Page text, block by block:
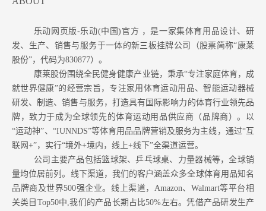
乐动网页版-乐动(中国)官方 ，是一家集体育用品设计、研
发、生产、销售与服务于一体的新三板挂牌公司（股票简称“康莱
股份”，代码为830877）。
康莱股份围绕全民健身健康产业链，秉承“专注家庭体育，成
就世界健康”的经营宗旨，专注家用体育运动用品、智能运动器械
研发、制造、销售与服务，打造具有国际影响力的体育行业领先品
牌，致力于成为全球领先的体育运动用品供应商（品牌商）。以
“运动神”、“IUNNDS”等体育用品品牌营销及服务为主线，通过“互
联网+”，实行“境外+境内，线上+线下”全渠道运营。
公司主要产品包括篮球架、乒乓球桌、力量器械等，全球销
量均位居前列。 线下渠道，我们的客户涵盖众多全球体育用品知名
品牌商及世界500强企业。 线上渠道，Amazon、Walmart等平台相
关类目Top50中,我们的产品长期占比50%左右。凭借产品研发生产